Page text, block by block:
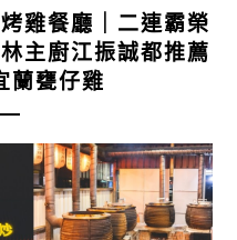
雞餐廳｜二連霸榮
主廚江振誠都推薦
蘭甕仔雞